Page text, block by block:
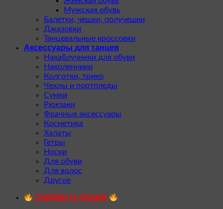
Мужская обувь
Балетки, чешки, получешки
Джазовки
Танцевальные кроссовки
Аксессуары для танцев
Накаблучники для обуви
Наколенники
Колготки, трико
Чехлы и портпледы
Сумки
Рюкзаки
Фрачные аксессуары
Косметика
Халаты
Гетры
Носки
Для обуви
Для волос
Другое
СКИДКИ И АКЦИИ